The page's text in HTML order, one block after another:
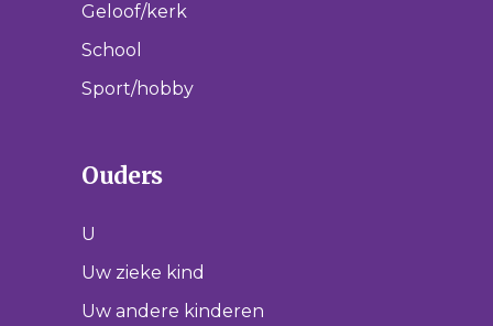
Geloof/kerk
School
Sport/hobby
Ouders
U
Uw zieke kind
Uw andere kinderen